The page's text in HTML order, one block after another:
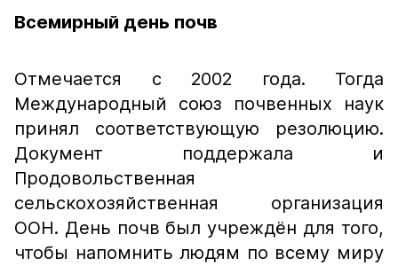
Всемирный день почв
Отмечается с 2002 года. Тогда
Международный союз почвенных наук
принял соответствующую резолюцию.
Документ поддержала и
Продовольственная
сельскохозяйственная организация
ООН. День почв был учреждён для того,
чтобы напомнить людям по всему миру